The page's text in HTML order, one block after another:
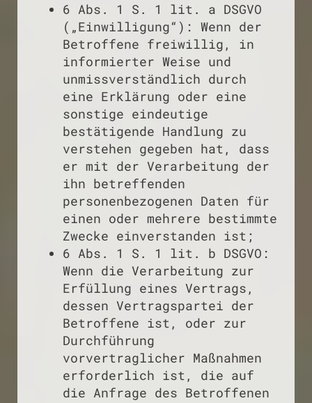
6 Abs. 1 S. 1 lit. a DSGVO
(„Einwilligung“): Wenn der
Betroffene freiwillig, in
informierter Weise und
unmissverständlich durch
eine Erklärung oder eine
sonstige eindeutige
bestätigende Handlung zu
verstehen gegeben hat, dass
er mit der Verarbeitung der
ihn betreffenden
personenbezogenen Daten für
einen oder mehrere bestimmte
Zwecke einverstanden ist;
6 Abs. 1 S. 1 lit. b DSGVO:
Wenn die Verarbeitung zur
Erfüllung eines Vertrags,
dessen Vertragspartei der
Betroffene ist, oder zur
Durchführung
vorvertraglicher Maßnahmen
erforderlich ist, die auf
die Anfrage des Betroffenen